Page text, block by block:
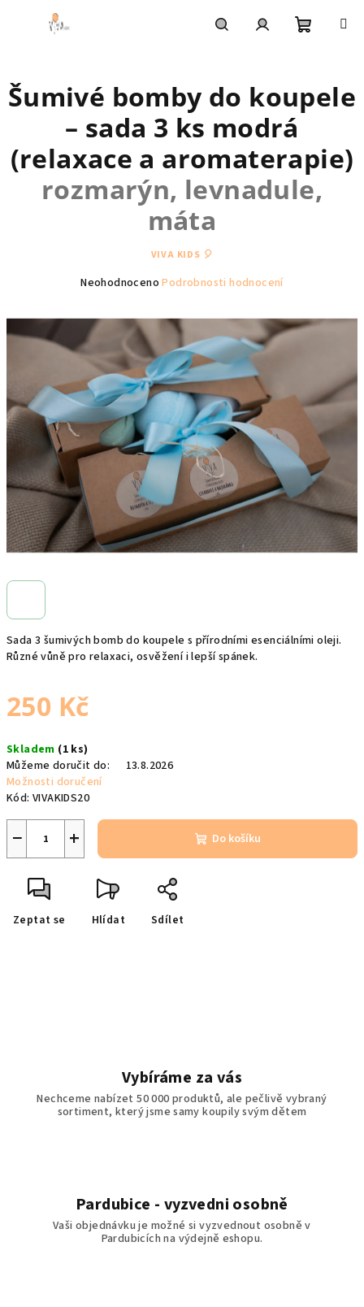
košík
Sada 3 šumivých bomb do koupele s přírodními esenciálními oleji.
Různé vůně pro relaxaci, osvěžení i lepší spánek.
250 Kč
cena:
Skladem (1 ks)
Můžeme doručit do:
13.8.2026
Možnosti doručení
Kód: VIVAKIDS20
+
− Do košíku
Zeptat se Hlídat Sdílet
Šumivé bomby do koupele
– sada 3 ks modrá
(relaxace a aromaterapie)
rozmarýn, levnadule,
máta
VIVA KIDS 🎈
Průměrné
produktu
je
0,0
5
hvězdiček.
Neohodnoceno Podrobnosti hodnocení
Vybíráme za vás
Nechceme nabízet 50 000 produktů, ale pečlivě vybraný
sortiment, který jsme samy koupily svým dětem
Pardubice - vyzvedni osobně
Vaši objednávku je možné si vyzvednout osobně v
Pardubicích na výdejně eshopu.